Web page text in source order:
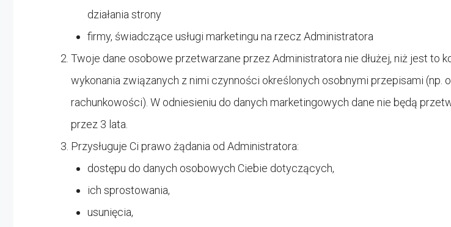
działania strony
firmy, świadczące usługi marketingu na rzecz Administratora
Twoje dane osobowe przetwarzane przez Administratora nie dłużej, niż jest to
wykonania związanych z nimi czynności określonych osobnymi przepisami (np.
rachunkowości). W odniesieniu do danych marketingowych dane nie będą
przez 3 lata.
Przysługuje Ci prawo żądania od Administratora:
dostępu do danych osobowych Ciebie dotyczących,
ich sprostowania,
usunięcia,